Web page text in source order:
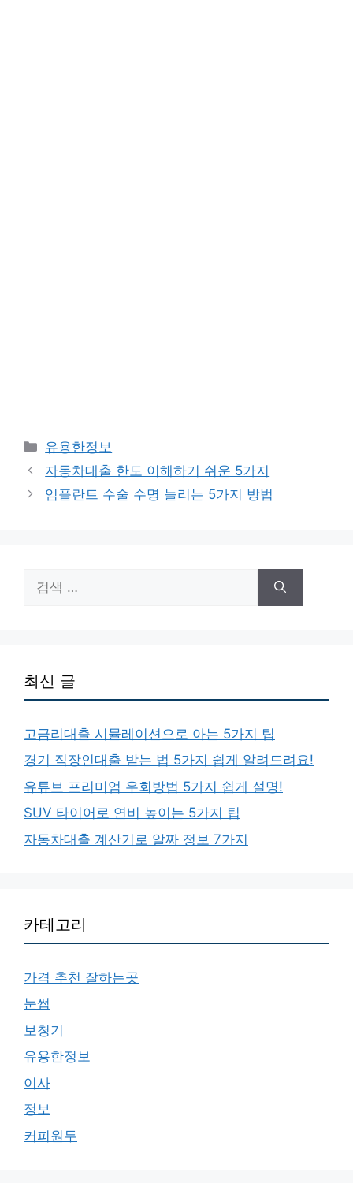
카
테
고
리
유용한정보
자동차대출 한도 이해하기 쉬운 5가지
임플란트 수술 수명 늘리는 5가지 방법
색:
최신 글
고금리대출 시뮬레이션으로 아는 5가지 팁
경기 직장인대출 받는 법 5가지 쉽게 알려드려요!
유튜브 프리미엄 우회방법 5가지 쉽게 설명!
SUV 타이어로 연비 높이는 5가지 팁
자동차대출 계산기로 알짜 정보 7가지
카테고리
가격 추천 잘하는곳
눈썹
보청기
유용한정보
이사
정보
커피원두